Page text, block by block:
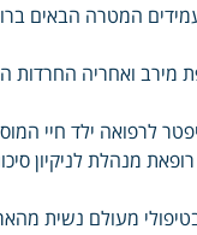
המטרה הבאים
ואחריה החרדות
לרפואה ילד חיי
מנהלת לניקיון
מעולם נשית